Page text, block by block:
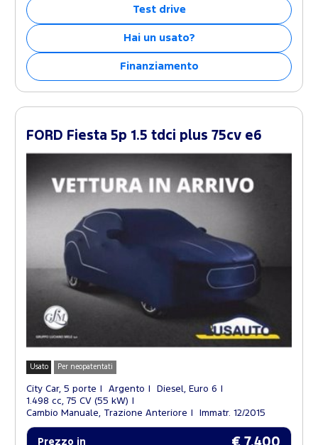
Test drive
Hai un usato?
Finanziamento
FORD Fiesta 5p 1.5 tdci plus 75cv e6
Usato Per neopatentati
City Car, 5 porte Argento
Diesel, Euro 6
1.498 cc, 75 CV (55 kW)
Cambio Manuale, Trazione Anteriore
Immatr. 12/2015
Prezzo in
€ 7.400